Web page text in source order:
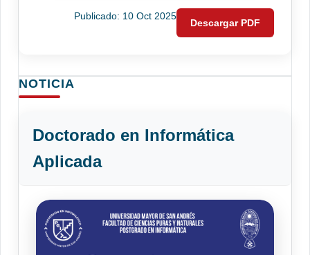
Publicado: 10 Oct 2025
Descargar PDF
NOTICIA
Doctorado en Informática
Aplicada